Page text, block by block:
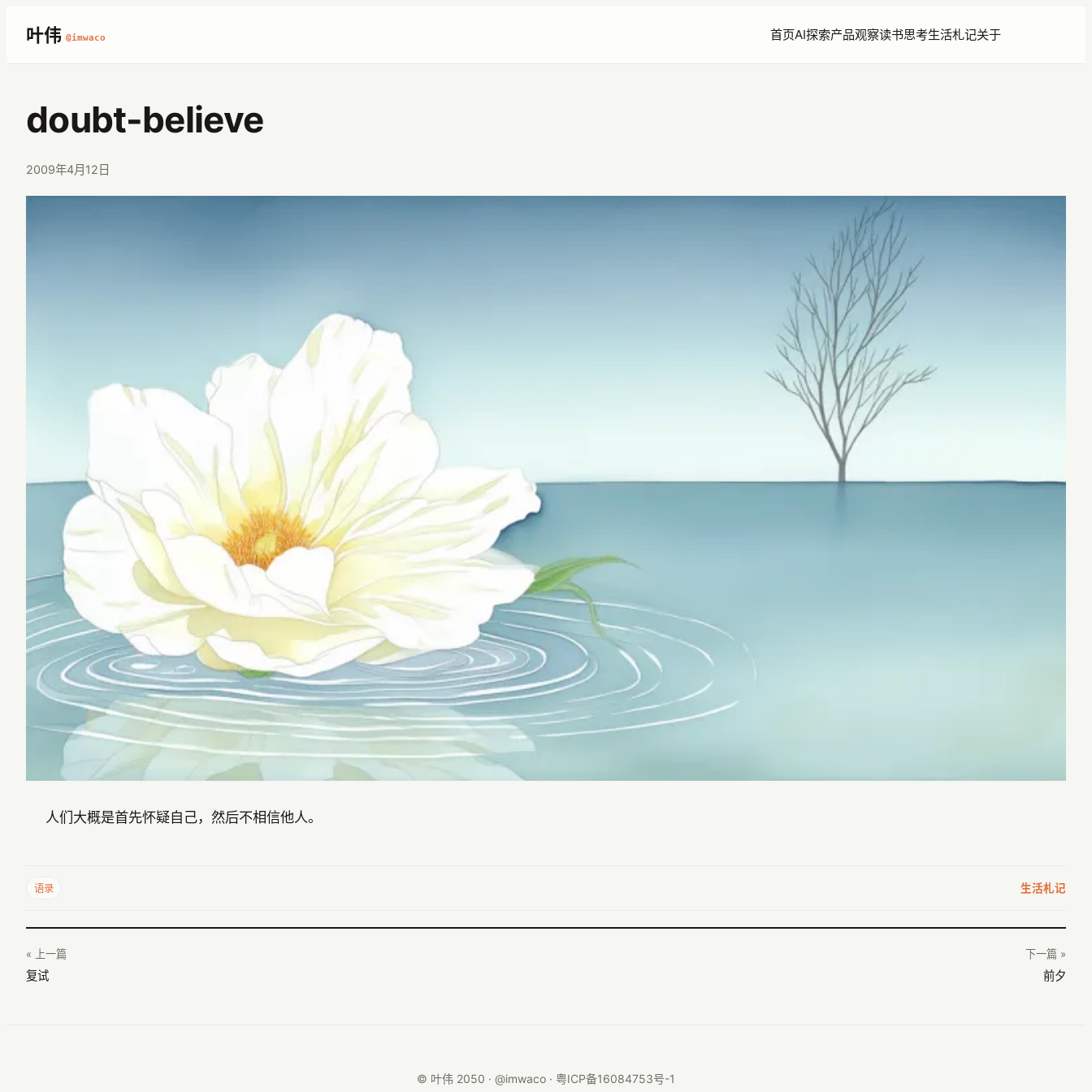
内
叶伟 @imwaco 首页AI探索产品观察读书思考生活札记关于
doubt-believe
2009年4月12日
人们大概是首先怀疑自己，然后不相信他人。
语录 生活札记
« 上一篇
复试
下一篇 »
前夕
© 叶伟 2050 · @imwaco · 粤ICP备16084753号-1